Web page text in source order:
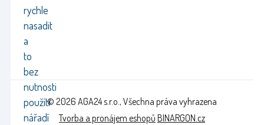
rychle
nasadit
a
to
bez
nutnosti
použítí
nářadí
© 2026 AGA24 s.r.o., Všechna práva vyhrazena
Tvorba a pronájem eshopů BINARGON.cz